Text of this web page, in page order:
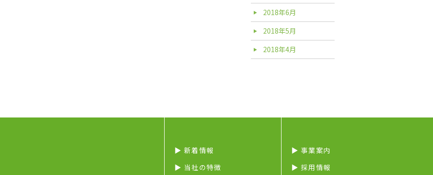
2018年6月
2018年5月
2018年4月
▶︎ 新着情報
▶︎ 当社の特徴
▶︎ 事業案内
▶︎ 採用情報